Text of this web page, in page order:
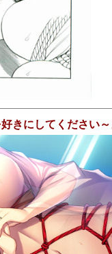
きにしてください